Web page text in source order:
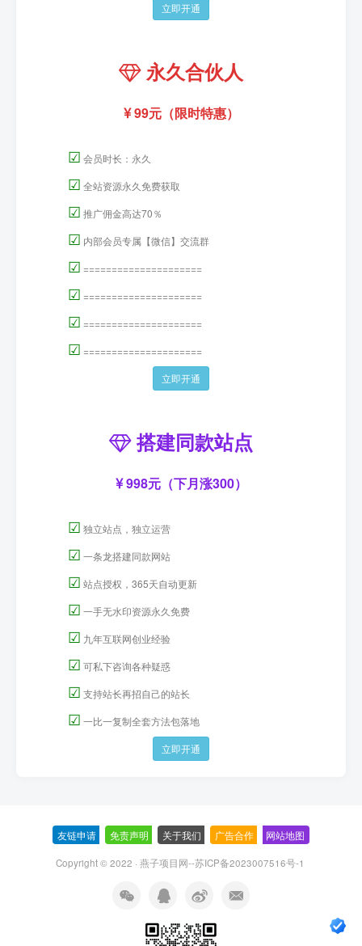
立即开通
永久合伙人
99元（限时特惠）
☑ 会员时长：永久
☑ 全站资源永久免费获取
☑ 推广佣金高达70％
☑ 内部会员专属【微信】交流群
☑ =====================
☑ =====================
☑ =====================
☑ =====================
立即开通
搭建同款站点
998元（下月涨300）
☑ 独立站点，独立运营
☑ 一条龙搭建同款网站
☑ 站点授权，365天自动更新
☑ 一手无水印资源永久免费
☑ 九年互联网创业经验
☑ 可私下咨询各种疑惑
☑ 支持站长再招自己的站长
☑ 一比一复制全套方法包落地
立即开通
友链申请 免责声明 关于我们 广告合作 网站地图
Copyright © 2022 · 燕子项目网--苏ICP备2023007516号-1